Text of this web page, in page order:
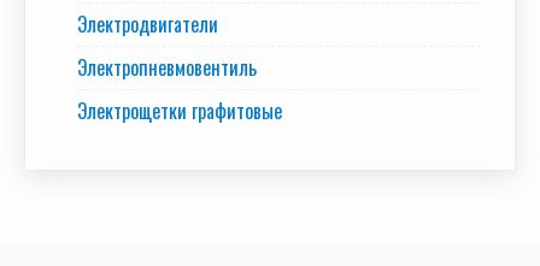
Электродвигатели
Электропневмовентиль
Электрощетки графитовые